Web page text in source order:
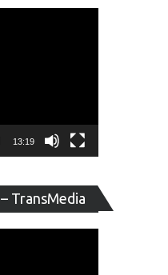
13:19
TransMedia
de
vídeo